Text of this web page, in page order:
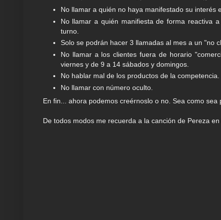
No llamar a quién no haya manifestado su interés
No llamar a quién manifiesta de forma reactiva
turno.
Solo se podrán hacer 3 llamadas al mes a un "no
No llamar a los clientes fuera de horario
viernes y de 9 a 14 sábados y domingos.
No hablar mal de los productos de la competencia.
No llamar con número oculto.
En fin... ahora podemos creérnoslo o no. Sea como sea
De todos modos me recuerda a la canción de Pereza